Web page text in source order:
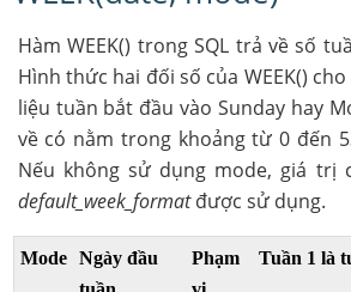
Hàm WEEK() trong SQL trả về số
Hình thức hai đối số của WEEK()
liệu tuần bắt đầu vào Sunday hay
về có nằm trong khoảng từ 0 đến
Nếu không sử dụng mode, giá trị
default_week_formatđược sử dụng.
Mode
Ngày đầu
Phạm
Tuần 1 là